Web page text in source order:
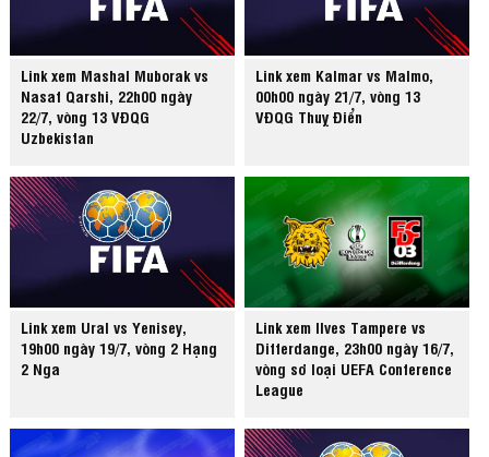
Link xem Mashal Muborak vs
Nasaf Qarshi, 22h00 ngày
22/7, vòng 13 VĐQG
Uzbekistan
Link xem Kalmar vs Malmo,
00h00 ngày 21/7, vòng 13
VĐQG Thuỵ Điển
Link xem Ural vs Yenisey,
19h00 ngày 19/7, vòng 2 Hạng
2 Nga
Link xem Ilves Tampere vs
Differdange, 23h00 ngày 16/7,
vòng sơ loại UEFA Conference
League